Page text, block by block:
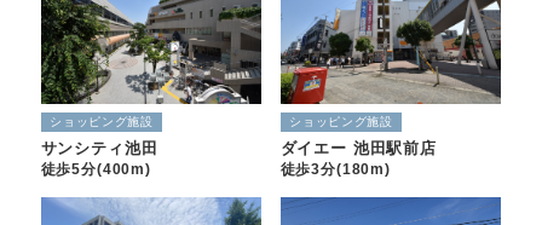
ショッピング施設
サンシティ池田
徒歩5分(400m)
ショッピング施設
ダイエー 池田駅前店
徒歩3分(180m)